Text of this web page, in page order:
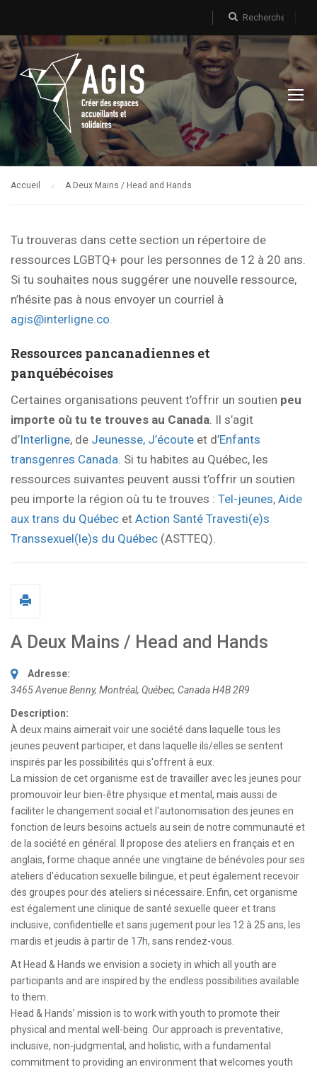
Accueil A Deux Mains / Head and Hands
Tu trouveras dans cette section un répertoire de
ressources LGBTQ+ pour les personnes de 12 à 20 ans.
Si tu souhaites nous suggérer une nouvelle ressource,
n’hésite pas à nous envoyer un courriel à
agis@interligne.co.
Ressources pancanadiennes et
panquébécoises
Certaines organisations peuvent t’offrir un soutien peu
importe où tu te trouves au Canada. Il s’agit
d’Interligne, de Jeunesse, J’écoute et d’Enfants
transgenres Canada. Si tu habites au Québec, les
ressources suivantes peuvent aussi t’offrir un soutien
peu importe la région où tu te trouves : Tel-jeunes, Aide
aux trans du Québec et Action Santé Travesti(e)s
Transsexuel(le)s du Québec (ASTTEQ).
A Deux Mains / Head and Hands
Adresse:
3465 Avenue Benny, Montréal, Québec, CanadaH4B 2R9
Description:
À deux mains aimerait voir une société dans laquelle tous les
jeunes peuvent participer, et dans laquelle ils/elles se sentent
inspirés par les possibilités qui s'offrent à eux.
La mission de cet organisme est de travailler avec les jeunes pour
promouvoir leur bien-être physique et mental, mais aussi de
faciliter le changement social et l'autonomisation des jeunes en
fonction de leurs besoins actuels au sein de notre communauté et
de la société en général. Il propose des ateliers en français et en
anglais, forme chaque année une vingtaine de bénévoles pour ses
ateliers d'éducation sexuelle bilingue, et peut également recevoir
des groupes pour des ateliers si nécessaire. Enfin, cet organisme
est également une clinique de santé sexuelle queer et trans
inclusive, confidentielle et sans jugement pour les 12 à 25 ans, les
mardis et jeudis à partir de 17h, sans rendez-vous.
At Head & Hands we envision a society in which all youth are
participants and are inspired by the endless possibilities available
to them.
Head & Hands’ mission is to work with youth to promote their
physical and mental well-being. Our approach is preventative,
inclusive, non-judgmental, and holistic, with a fundamental
commitment to providing an environment that welcomes youth